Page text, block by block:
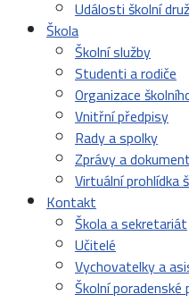
Události školní
Škola
Školní služby
Studenti a rodiče
Organizace
Vnitřní předpisy
Rady a spolky
Zprávy a
Virtuální prohlídka
Kontakt
Škola a sekretariát
Učitelé
Vychovatelky a
Školní